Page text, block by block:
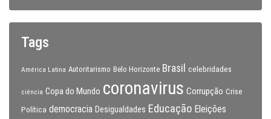
Tags
América Latina Autoritarismo Belo Horizonte Brasil celebridades
ciência Copa do Mundo coronavirus Corrupção Crise
Política democracia Desigualdades Educação Eleições